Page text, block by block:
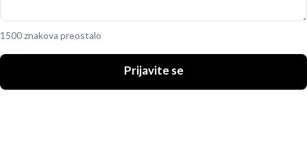
1500 znakova preostalo
Prijavite se